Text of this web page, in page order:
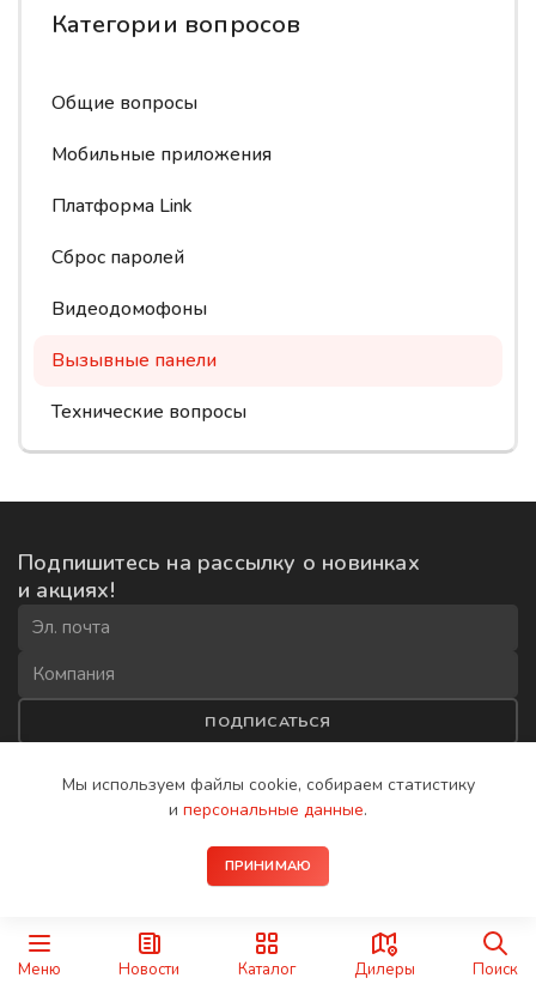
Меню Новости Каталог Дилеры Поиск
Категории вопросов
Общие вопросы
Мобильные приложения
Платформа Link
Сброс паролей
Видеодомофоны
Вызывные панели
Технические вопросы
Подпишитесь на рассылку о новинках
и акциях!
ПОДПИСАТЬСЯ
рассылки
2008−2026 © IP-домофоны BAS-IP
Политика конфиденциальности
Мы используем файлы cookie, собираем статистику
и персональные данные.
ПРИНИМАЮ